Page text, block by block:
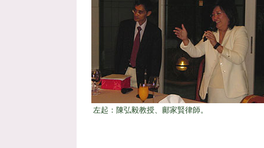
左起：陳弘毅教授、鄺家賢律師。